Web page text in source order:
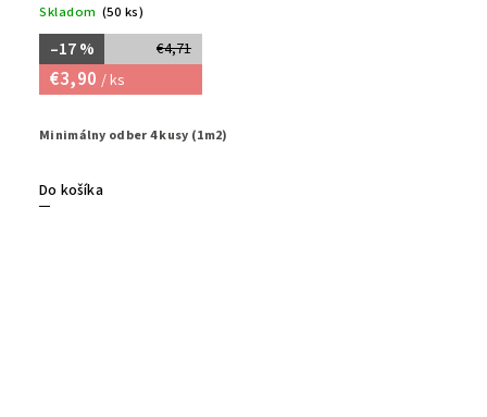
Skladom (50 ks)
€4,71
–17 %
€3,90 / ks
Do košíka
Minimálny odber 4 kusy (1m2)